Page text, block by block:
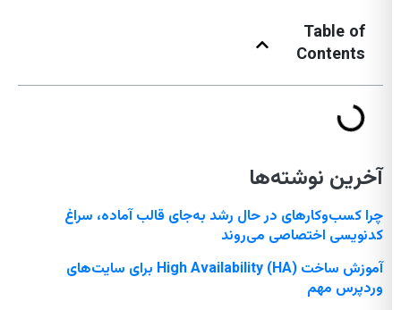
Table of
Contents
آخرین نوشته‌ها
چرا کسب‌وکارهای در حال رشد به‌جای قالب آماده، سراغ
کدنویسی اختصاصی می‌روند
آموزش ساخت High Availability (HA) برای سایت‌های
وردپرس مهم